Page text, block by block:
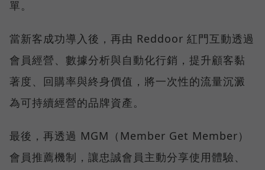
單。
當新客成功導入後，再由 Reddoor 紅門互動透過
會員經營、數據分析與自動化行銷，提升顧客黏
著度、回購率與終身價值，將一次性的流量沉澱
為可持續經營的品牌資產。
最後，再透過 MGM（Member Get Member）
會員推薦機制，讓忠誠會員主動分享使用體驗、